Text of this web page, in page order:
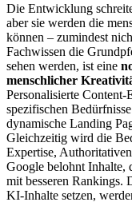
Die Entwicklung
aber sie werden die
können – zumindest
Fachwissen die
sehen werden, ist eine
menschlicher
Personalisierte
spezifischen
dynamische Landing
Gleichzeitig wird die
Expertise,
Google belohnt Inhalte,
mit besseren Rankings.
KI-Inhalte setzen,